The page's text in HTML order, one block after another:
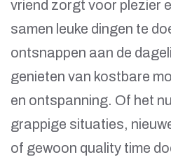
vriend zorgt voor plezier
samen leuke dingen te
ontsnappen aan de
genieten van kostbare
en ontspanning. Of het
grappige situaties,
of gewoon quality time